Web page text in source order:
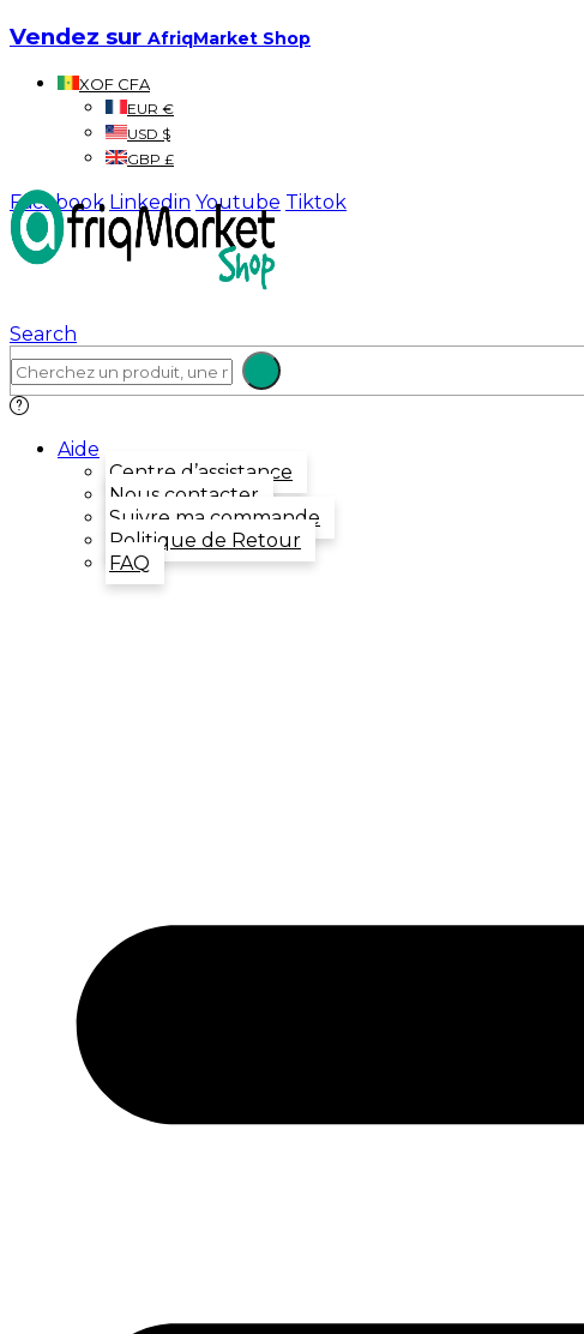
Vendez sur AfriqMarket Shop
XOF CFA
EUR €
USD $
GBP £
Facebook Linkedin Youtube Tiktok
Search
Aide
Centre d’assistance
Nous contacter
Suivre ma commande
Politique de Retour
FAQ